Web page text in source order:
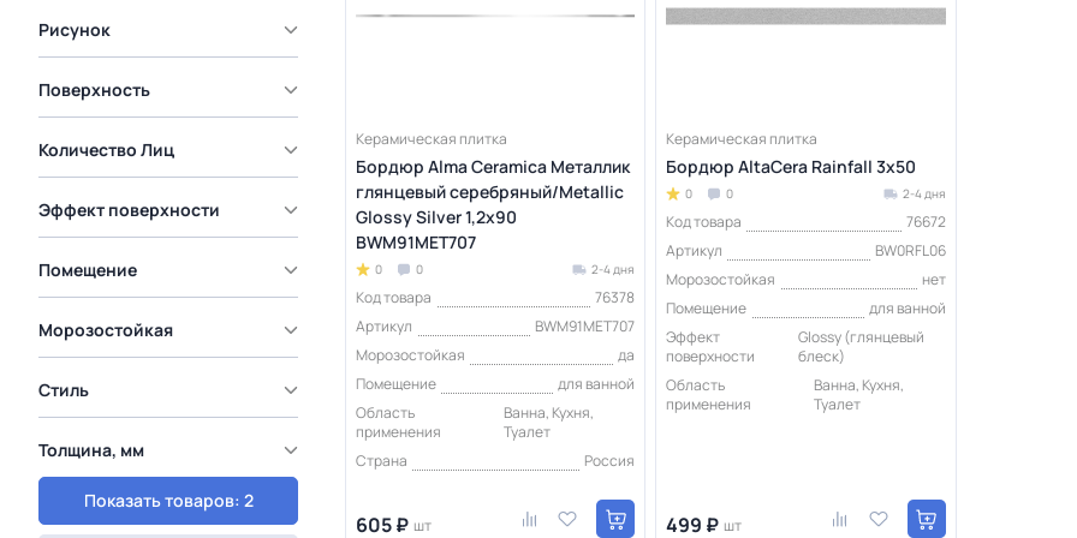
Рисунок
Поверхность
Количество Лиц
Эффект поверхности
Помещение
Морозостойкая
Стиль
Толщина, мм
Показать товаров: 2
Керамическая плитка
Бордюр Alma Ceramica Металлик
глянцевый серебряный/Metallic
Glossy Silver 1,2х90
BWM91MET707
0 0 2-4 дня
Код товара
76378
Артикул
BWM91MET707
Морозостойкая
да
Помещение
для ванной
Область
применения
Ванна, Кухня,
Туалет
Страна
Россия
605 ₽ шт
Керамическая плитка
Бордюр AltaCera Rainfall 3х50
0 0 2-4 дня
Код товара
76672
Артикул
BW0RFL06
Морозостойкая
нет
Помещение
для ванной
Эффект
поверхности
Glossy (глянцевый
блеск)
Область
применения
Ванна, Кухня,
Туалет
499 ₽ шт